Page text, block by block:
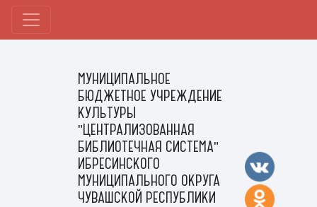
МУНИЦИПАЛЬНОЕ
БЮДЖЕТНОЕ УЧРЕЖДЕНИЕ
КУЛЬТУРЫ
"ЦЕНТРАЛИЗОВАННАЯ
БИБЛИОТЕЧНАЯ СИСТЕМА"
ИБРЕСИНСКОГО
МУНИЦИПАЛЬНОГО ОКРУГА
ЧУВАШСКОЙ РЕСПУБЛИКИ